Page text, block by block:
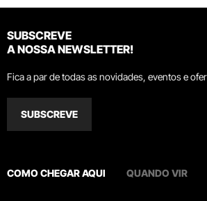
SUBSCREVE
A NOSSA NEWSLETTER!
Fica a par de todas as novidades, eventos e
SUBSCREVE
COMO CHEGAR AQUI QUANDO VIR